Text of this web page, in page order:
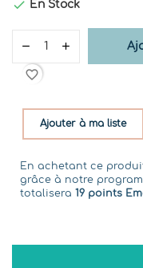
 En Stock
favorite_border
Ajouter à ma liste
En achetant ce
grâce à notre
totalisera 19 points